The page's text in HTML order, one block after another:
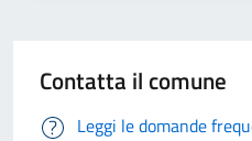
Contatta il comune
Leggi le domande